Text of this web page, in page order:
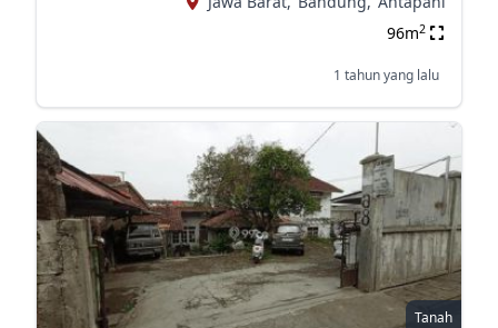
96m2
1 tahun yang lalu
Tanah